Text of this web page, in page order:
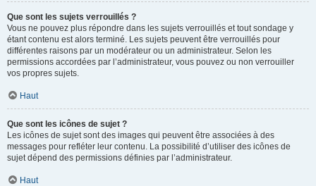
Que sont les sujets verrouillés ?
Vous ne pouvez plus répondre dans les sujets verrouillés et tout sondage y
étant contenu est alors terminé. Les sujets peuvent être verrouillés pour
différentes raisons par un modérateur ou un administrateur. Selon les
permissions accordées par l’administrateur, vous pouvez ou non verrouiller
vos propres sujets.
Haut
Que sont les icônes de sujet ?
Les icônes de sujet sont des images qui peuvent être associées à des
messages pour refléter leur contenu. La possibilité d’utiliser des icônes de
sujet dépend des permissions définies par l’administrateur.
Haut